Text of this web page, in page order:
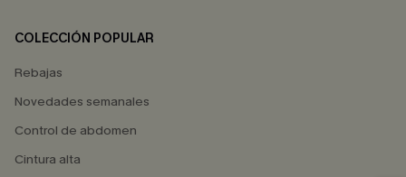
COLECCIÓN POPULAR
Rebajas
Novedades semanales
Control de abdomen
Cintura alta